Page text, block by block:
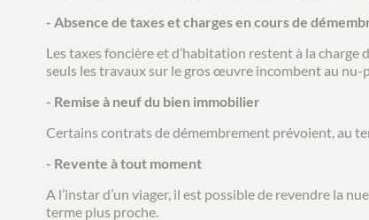
- Absence de taxes et charges en cours de
Les taxes foncière et d’habitation restent à la charge
seuls les travaux sur le gros œuvre incombent au
- Remise à neuf du bien immobilier
Certains contrats de démembrement prévoient, au
- Revente à tout moment
A l’instar d’un viager, il est possible de revendre la
terme plus proche.